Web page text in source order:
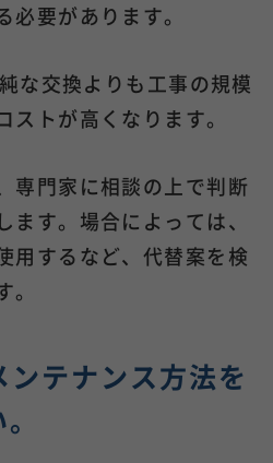
要があります。
な交換よりも工事の規模
トが高くなります。
専門家に相談の上で判断
す。場合によっては、
用するなど、代替案を検
テナンス方法を